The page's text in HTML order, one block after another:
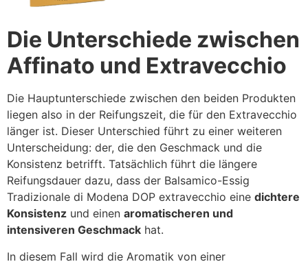
Die Unterschiede zwischen
Affinato und Extravecchio
Die Hauptunterschiede zwischen den beiden Produkten
liegen also in der Reifungszeit, die für den Extravecchio
länger ist. Dieser Unterschied führt zu einer weiteren
Unterscheidung: der, die den Geschmack und die
Konsistenz betrifft. Tatsächlich führt die längere
Reifungsdauer dazu, dass der Balsamico-Essig
Tradizionale di Modena DOP extravecchio eine dichtere
Konsistenz und einen aromatischeren und
intensiveren Geschmack hat.
In diesem Fall wird die Aromatik von einer